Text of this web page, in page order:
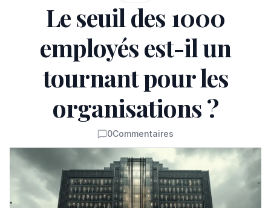
Le seuil des 1000
employés est-il un
tournant pour les
organisations ?
0Commentaires
Commentaires